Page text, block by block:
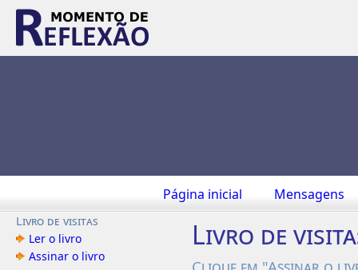
Página inicial Mensagens
Livro de visitas
Ler o livro
Assinar o livro
Livro de